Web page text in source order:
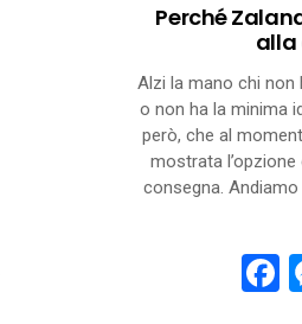
Perché
alla
Alzi la mano chi
o non ha la minima
però, che al
mostrata
consegna.